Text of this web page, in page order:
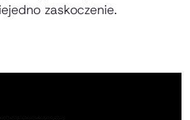
zaskoczenie.